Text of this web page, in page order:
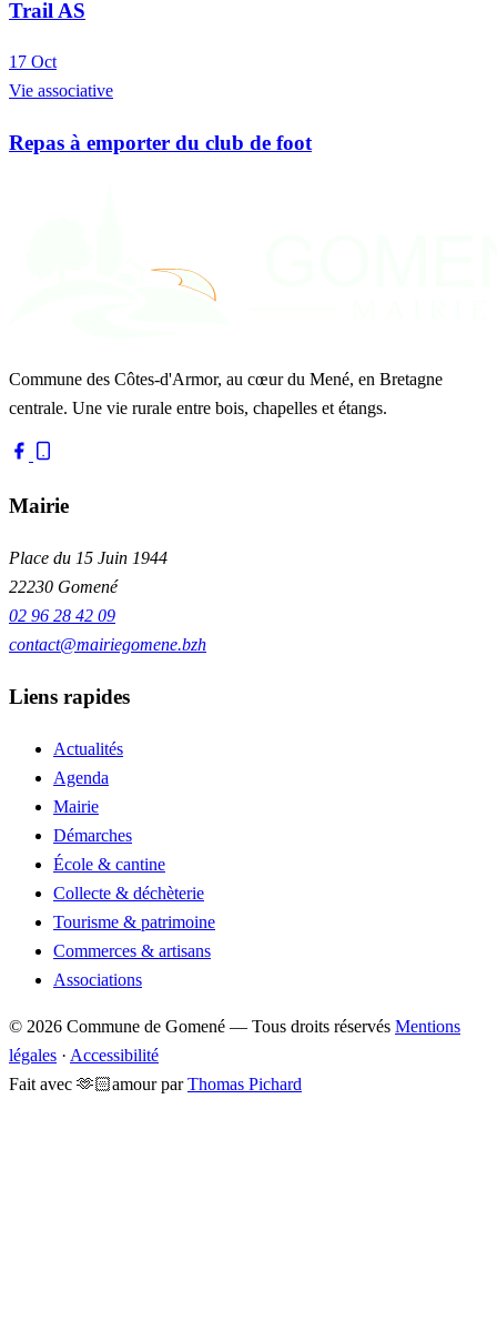
Trail AS
17 Oct
Vie associative
Repas à emporter du club de foot
Commune des Côtes-d'Armor, au cœur du Mené, en Bretagne
centrale. Une vie rurale entre bois, chapelles et étangs.
Mairie
Place du 15 Juin 1944
22230 Gomené
02 96 28 42 09
contact@mairiegomene.bzh
Liens rapides
Actualités
Agenda
Mairie
Démarches
École & cantine
Collecte & déchèterie
Tourisme & patrimoine
Commerces & artisans
Associations
© 2026 Commune de Gomené — Tous droits réservés Mentions
légales · Accessibilité
Fait avec 🫶🏻amourparThomas Pichard